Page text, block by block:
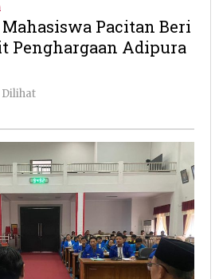
Beri
Catatan
16
Pacitan Beri
Penghargaan Adipura
Dilihat